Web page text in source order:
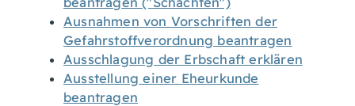
Ausnahmen von Vorschriften der
Gefahrstoffverordnung beantragen
Ausschlagung der Erbschaft erklären
Ausstellung einer Eheurkunde
beantragen